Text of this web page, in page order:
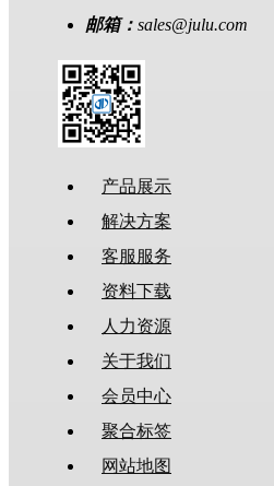
邮箱： sales@julu.com
产品展示
解决方案
客服服务
资料下载
人力资源
关于我们
会员中心
聚合标签
网站地图